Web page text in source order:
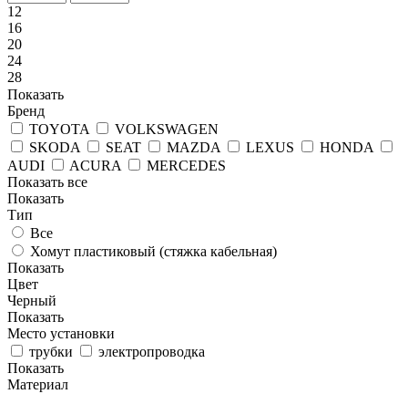
12
16
20
24
28
Показать
Бренд
TOYOTA
VOLKSWAGEN
SKODA
SEAT MAZDA LEXUS
HONDA
AUDI
ACURA
MERCEDES
Показать все
Показать
Тип
Все
Хомут пластиковый (стяжка кабельная)
Показать
Цвет
Черный
Показать
Место установки
трубки
электропроводка
Показать
Материал